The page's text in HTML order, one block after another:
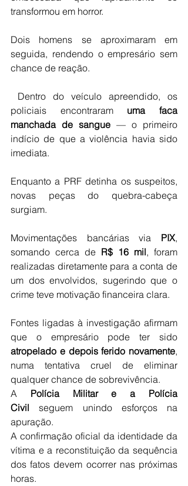
transformou em horror.
Dois homens se aproximaram em
seguida, rendendo o empresário sem
chance de reação.
Dentro do veículo apreendido, os
policiais encontraram uma faca
manchada de sangue — o primeiro
indício de que a violência havia sido
imediata.
Enquanto a PRF detinha os suspeitos,
novas peças do quebra-cabeça
surgiam.
Movimentações bancárias via PIX,
somando cerca de R$ 16 mil, foram
realizadas diretamente para a conta de
um dos envolvidos, sugerindo que o
crime teve motivação financeira clara.
Fontes ligadas à investigação afirmam
atropelado e depois ferido novamente,
numa tentativa cruel de eliminar
qualquer chance de sobrevivência.
A Polícia Militar e a Polícia
Civil seguem unindo esforços na
apuração.
A confirmação oficial da identidade da
vítima e a reconstituição da sequência
dos fatos devem ocorrer nas próximas
horas.